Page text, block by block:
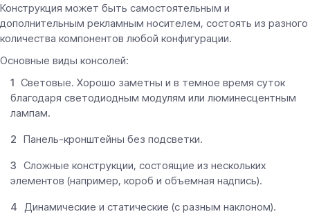
Конструкция может быть самостоятельным и
дополнительным рекламным носителем, состоять из разного
количества компонентов любой конфигурации.
Основные виды консолей:
Световые. Хорошо заметны и в темное время суток
благодаря светодиодным модулям или люминесцентным
лампам.
Панель-кронштейны без подсветки.
Сложные конструкции, состоящие из нескольких
элементов (например, короб и объемная надпись).
Динамические и статические (с разным наклоном).